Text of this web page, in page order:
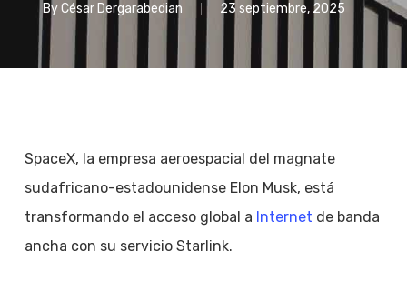
By César Dergarabedian 23 septiembre, 2025
SpaceX, la empresa aeroespacial del magnate
sudafricano-estadounidense Elon Musk, está
transformando el acceso global a Internet de banda
ancha con su servicio Starlink.